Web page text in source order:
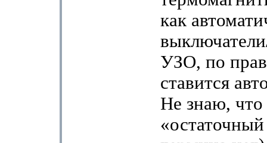
как
УЗО, по
ставится
Не знаю, что
«остаточный